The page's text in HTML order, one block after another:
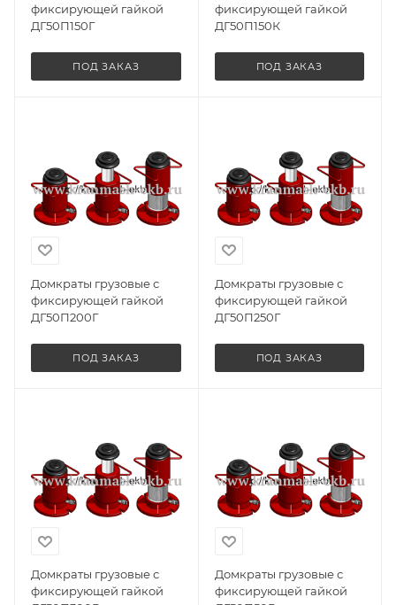
фиксирующей гайкой
ДГ50П150Г
ПОД ЗАКАЗ
фиксирующей гайкой
ДГ50П150К
ПОД ЗАКАЗ
Домкраты грузовые с
фиксирующей гайкой
ДГ50П200Г
ПОД ЗАКАЗ
Домкраты грузовые с
фиксирующей гайкой
ДГ50П250Г
ПОД ЗАКАЗ
Домкраты грузовые с
фиксирующей гайкой
Домкраты грузовые с
фиксирующей гайкой